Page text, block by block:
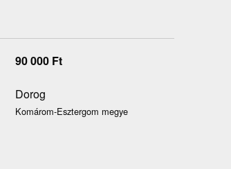
90 000 Ft
Dorog
Komárom-Esztergom megye